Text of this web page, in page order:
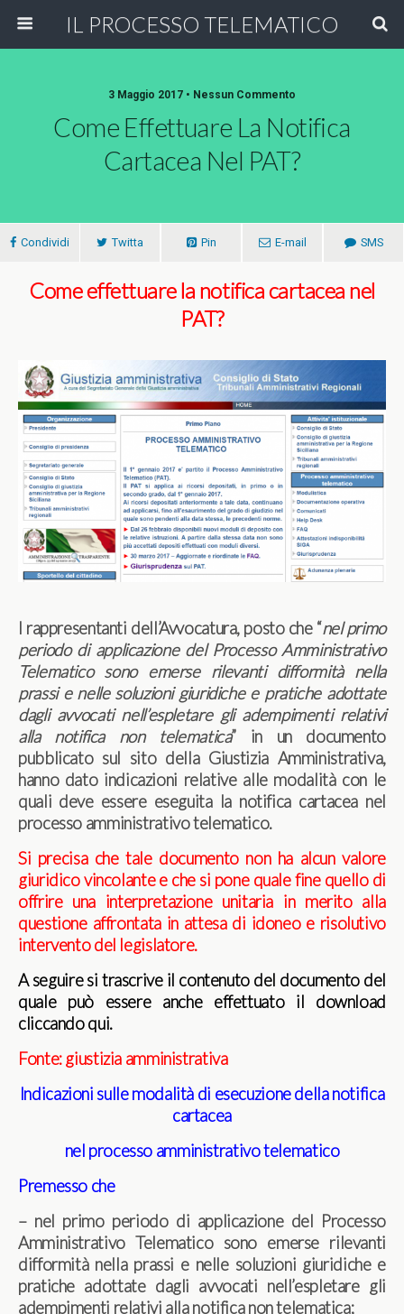
IL PROCESSO TELEMATICO
3 Maggio 2017 • Nessun Commento
Come Effettuare La Notifica
Cartacea Nel PAT?
Condividi Twitta Pin E-mail SMS
Come effettuare la notifica cartacea nel
PAT?
I rappresentanti dell’Avvocatura, posto che “nel primo
periodo di applicazione del Processo Amministrativo
Telematico sono emerse rilevanti difformità nella
prassi e nelle soluzioni giuridiche e pratiche adottate
dagli avvocati nell’espletare gli adempimenti relativi
alla notifica non telematica” in un documento
pubblicato sul sito della Giustizia Amministrativa,
hanno dato indicazioni relative alle modalità con le
quali deve essere eseguita la notifica cartacea nel
processo amministrativo telematico.
Si precisa che tale documento non ha alcun valore
giuridico vincolante e che si pone quale fine quello di
offrire una interpretazione unitaria in merito alla
questione affrontata in attesa di idoneo e risolutivo
intervento del legislatore.
A seguire si trascrive il contenuto del documento del
quale può essere anche effettuato il download
cliccando qui.
Fonte: giustizia amministrativa
Indicazioni sulle modalità di esecuzionedella notifica
cartacea
nel processo amministrativo telematico
Premesso che
– nel primo periodo di applicazione del Processo
Amministrativo Telematico sono emerse rilevanti
difformità nella prassi e nelle soluzioni giuridiche e
pratiche adottate dagli avvocati nell’espletare gli
adempimenti relativi alla notifica non telematica;